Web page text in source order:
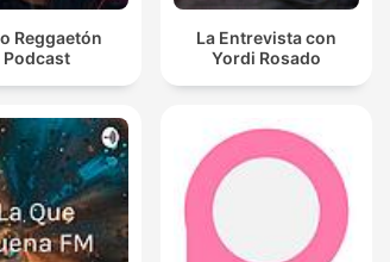
Reggaetón
Podcast
La Entrevista con
Yordi Rosado